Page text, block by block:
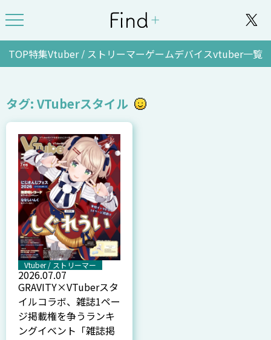
TOP特集Vtuber / ストリーマーゲームデバイスvtuber一覧
タグ: VTuberスタイル
Vtuber / ストリーマー
2026.07.07
GRAVITY×VTuberスタ
イルコラボ、雑誌1ペー
ジ掲載権を争うランキ
ングイベント「雑誌掲